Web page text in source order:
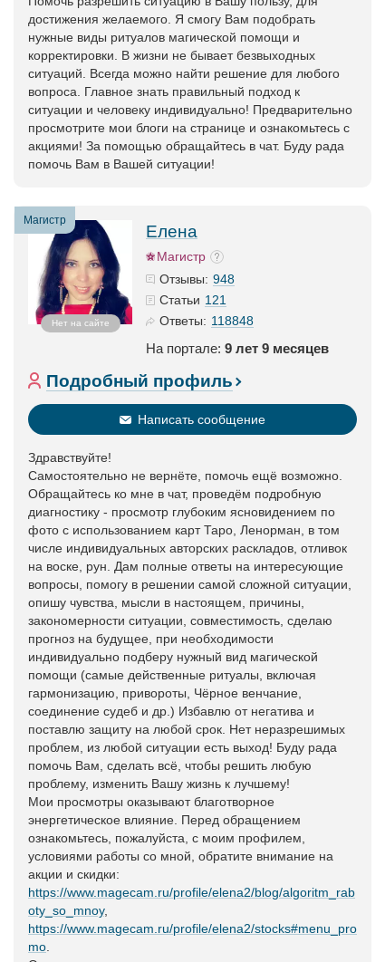
достижения желаемого. Я смогу Вам подобрать
нужные виды ритуалов магической помощи и
корректировки. В жизни не бывает безвыходных
ситуаций. Всегда можно найти решение для любого
вопроса. Главное знать правильный подход к
ситуации и человеку индивидуально! Предварительно
просмотрите мои блоги на странице и ознакомьтесь с
акциями! За помощью обращайтесь в чат. Буду рада
помочь Вам в Вашей ситуации!
Магистр
Нет на сайте
Елена
Магистр
Отзывы: 948
Статьи 121
Ответы: 118848
На портале: 9 лет 9 месяцев
Подробный профиль
Написать сообщение
Здравствуйте!
Самостоятельно не вернёте, помочь ещё возможно.
Обращайтесь ко мне в чат, проведём подробную
диагностику - просмотр глубоким ясновидением по
фото с использованием карт Таро, Ленорман, в том
числе индивидуальных авторских раскладов, отливок
на воске, рун. Дам полные ответы на интересующие
вопросы, помогу в решении самой сложной ситуации,
опишу чувства, мысли в настоящем, причины,
закономерности ситуации, совместимость, сделаю
прогноз на будущее, при необходимости
индивидуально подберу нужный вид магической
помощи (самые действенные ритуалы, включая
гармонизацию, привороты, Чёрное венчание,
соединение судеб и др.) Избавлю от негатива и
поставлю защиту на любой срок. Нет неразрешимых
проблем, из любой ситуации есть выход! Буду рада
помочь Вам, сделать всё, чтобы решить любую
проблему, изменить Вашу жизнь к лучшему!
Мои просмотры оказывают благотворное
энергетическое влияние. Перед обращением
ознакомьтесь, пожалуйста, с моим профилем,
условиями работы со мной, обратите внимание на
акции и скидки:
https://www.magecam.ru/profile/elena2/blog/algoritm_rab
oty_so_mnoy,
https://www.magecam.ru/profile/elena2/stocks#menu_pro
mo